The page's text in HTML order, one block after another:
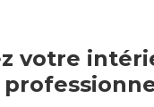
votre